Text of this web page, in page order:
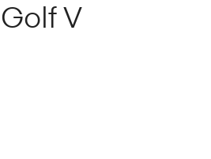
V